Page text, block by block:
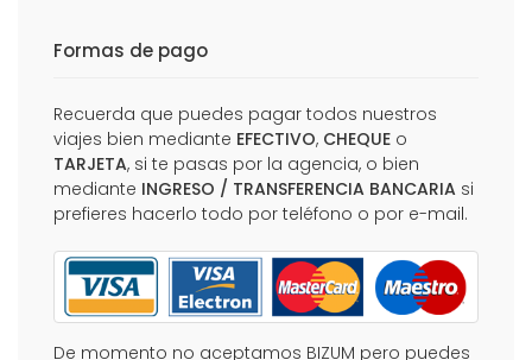
Formas de pago
Recuerda que puedes pagar todos nuestros
viajes bien mediante EFECTIVO, CHEQUE o
TARJETA, si te pasas por la agencia, o bien
mediante INGRESO / TRANSFERENCIA BANCARIA si
prefieres hacerlo todo por teléfono o por e-mail.
De momento no aceptamos BIZUM pero puedes